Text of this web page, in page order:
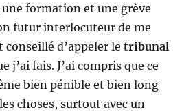
une formation et une grève
futur interlocuteur de me
conseillé d’appeler letribunal
j’ai fais. J’ai compris que ce
bien pénible et bien long
choses, surtout avec un